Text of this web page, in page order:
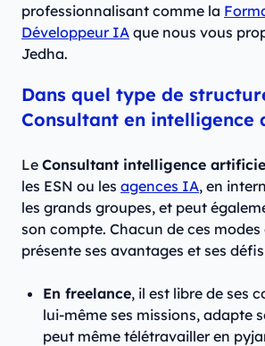
professionnalisant comme la
Développeur IA que nous vous
Jedha.
Dans quel type de
Consultant en intelligence
Le Consultant intelligence
les ESN ou les agences IA, en
les grands groupes, et peut
son compte. Chacun de ces modes
présente ses avantages et ses défis
En freelance, il est libre de ses
lui-même ses missions, adapte
peut même télétravailler en